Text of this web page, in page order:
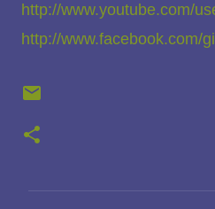
http://www.youtube.com/
http://www.facebook.com/